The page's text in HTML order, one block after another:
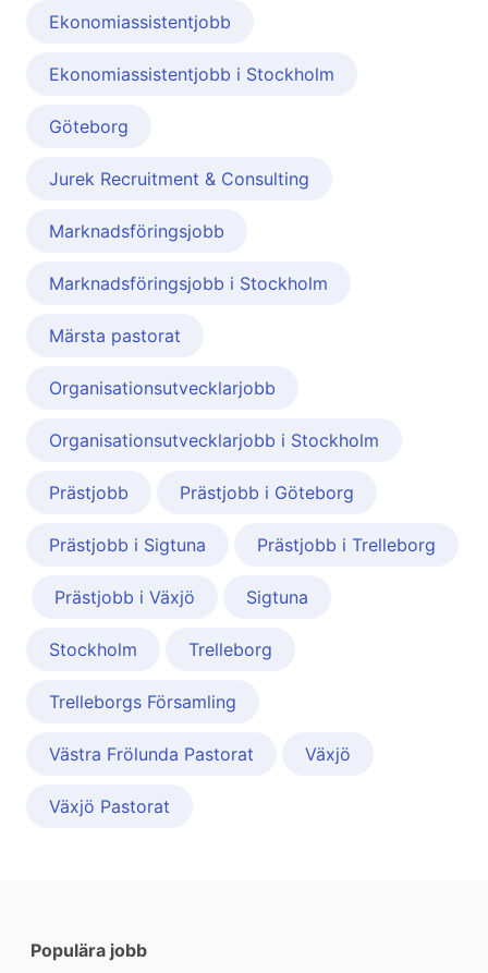
Ekonomiassistentjobb
Ekonomiassistentjobb i Stockholm
Göteborg
Jurek Recruitment & Consulting
Marknadsföringsjobb
Marknadsföringsjobb i Stockholm
Märsta pastorat
Organisationsutvecklarjobb
Organisationsutvecklarjobb i Stockholm
Prästjobb Prästjobb i Göteborg
Prästjobb i Sigtuna Prästjobb i Trelleborg
Prästjobb i Växjö Sigtuna
Stockholm Trelleborg
Trelleborgs Församling
Västra Frölunda Pastorat Växjö
Växjö Pastorat
Populära jobb